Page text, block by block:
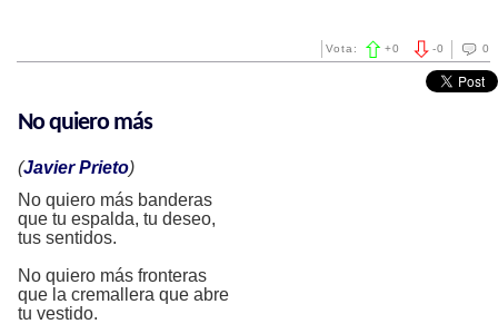
0
-0
Vota: +0
No quiero más
(Javier Prieto)
No quiero más banderas
que tu espalda, tu deseo,
tus sentidos.
No quiero más fronteras
que la cremallera que abre
tu vestido.